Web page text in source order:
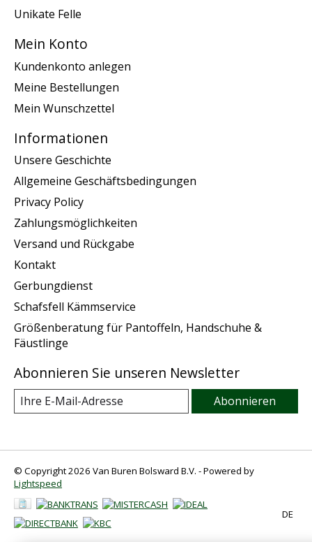
Unikate Felle
Mein Konto
Kundenkonto anlegen
Meine Bestellungen
Mein Wunschzettel
Informationen
Unsere Geschichte
Allgemeine Geschäftsbedingungen
Privacy Policy
Zahlungsmöglichkeiten
Versand und Rückgabe
Kontakt
Gerbungdienst
Schafsfell Kämmservice
Größenberatung für Pantoffeln, Handschuhe &
Fäustlinge
Abonnieren Sie unseren Newsletter
Abonnieren
© Copyright 2026 Van Buren Bolsward B.V. - Powered by
Lightspeed
DE